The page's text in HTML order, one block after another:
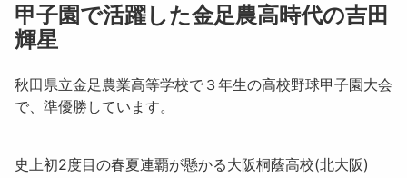
甲子園で活躍した金足農高時代の吉田
輝星
秋田県立金足農業高等学校で３年生の高校野球甲子園大会
で、準優勝 しています。
史上初2度目の春夏連覇が懸かる大阪桐蔭高校(北大阪)